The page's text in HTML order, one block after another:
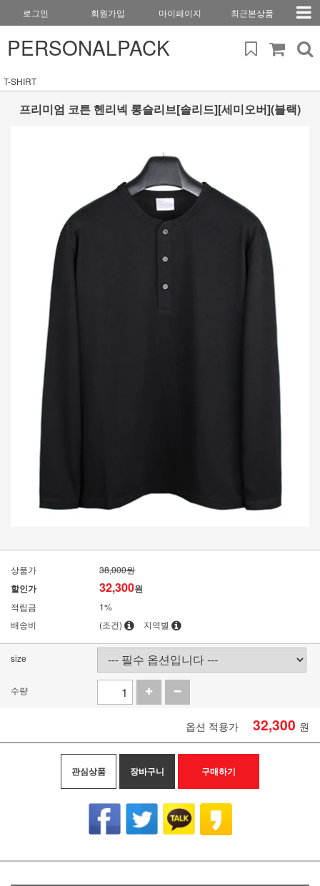
로그인 회원가입 마이페이지 최근본상품
PERSONALPACK
T-SHIRT
프리미엄 코튼 헨리넥 롱슬리브[솔리드][세미오버](블랙)
상품가 38,000원
할인가 32,300원
적립금
1%
배송비
(조건) 지역별
size
수량
옵션 적용가 32,300 원
관심상품 장바구니 구매하기